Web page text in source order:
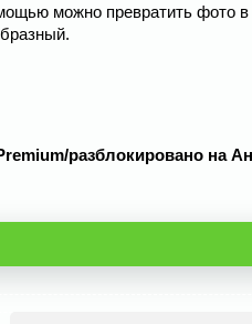
можно превратить фото
разблокировано на